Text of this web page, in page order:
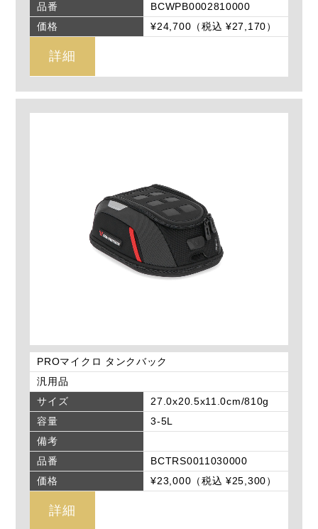
品番
BCWPB0002810000
価格
¥24,700（税込 ¥27,170）
詳細
PROマイクロ タンクバック
汎用品
サイズ
27.0x20.5x11.0cm/810g
容量
3-5L
備考
品番
BCTRS0011030000
価格
¥23,000（税込 ¥25,300）
詳細